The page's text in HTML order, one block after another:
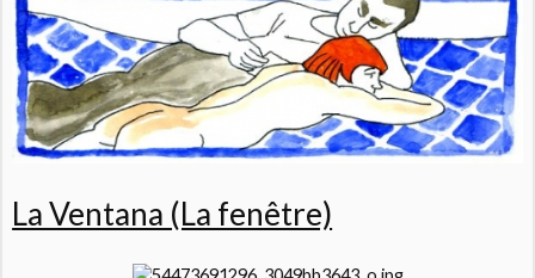
La Ventana (La fenêtre)